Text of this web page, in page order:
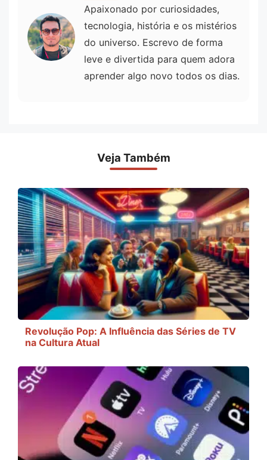
Apaixonado por curiosidades,
tecnologia, história e os mistérios
do universo. Escrevo de forma
leve e divertida para quem adora
aprender algo novo todos os dias.
Veja Também
Revolução Pop: A Influência das Séries de TV
na Cultura Atual